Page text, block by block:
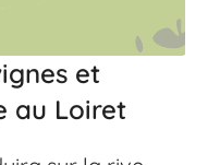
et
au Loiret